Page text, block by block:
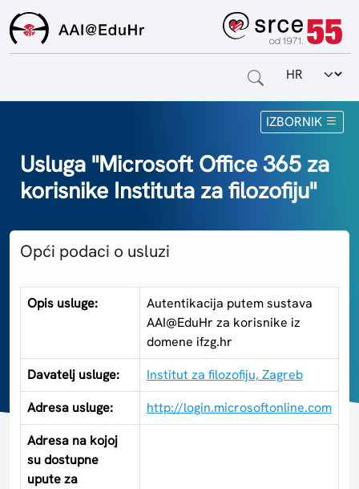
Odabir
IZBORNIK
Za krajnje korisnike
Za davatelje usluga
Za matične ustanove
Kontakt
Usluga "Microsoft Office 365 za
korisnike Instituta za filozofiju"
Opći podaci o usluzi
Opis usluge:
Autentikacija putem sustava
AAI@EduHr za korisnike iz
domene ifzg.hr
Davatelj usluge:
Institut za filozofiju, Zagreb
Adresa usluge:
http://login.microsoftonline.com
Adresa na kojoj
su dostupne
upute za